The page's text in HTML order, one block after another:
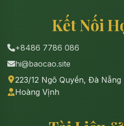
Kết Nối
+8486 7786 086
hi@baocao.site
223/12 Ngô Quyền, Đà Nẵng
Hoàng Vịnh